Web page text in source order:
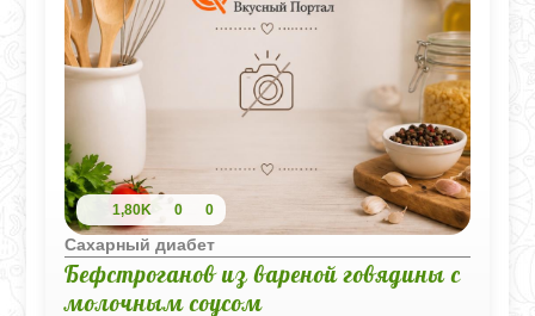
1,80K 0 0
Сахарный диабет
Бефстроганов из вареной говядины с
молочным соусом